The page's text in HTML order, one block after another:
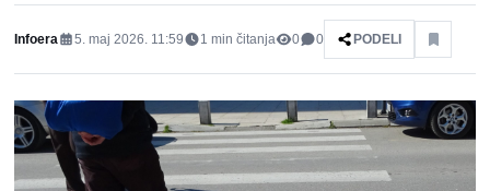
Infoera 5. maj 2026. 11:59 1 min čitanja 0 0 PODELI